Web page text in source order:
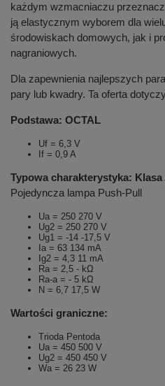
każdym wzmacniaczu
ją elastycznym wyborem dla
środowiskach domowych, jak i
nagraniowych.
Dla zapewnienia najlepszych
pary lub kwadry. Ta oferta
Podstawa: OCTAL
Uf = 6,3 V
If = 0,9 A
Typowa charakterystyka: Klasa
Pojedyncza lampa Push-Pull
Ua = 250 270 V
Ug2 = 250 270 V
Ug1 = -14 -17,5 V
Ia = 63 134 mA
Ig2 = 4,3 11 mA
Ra = 2,5 - kΩ
Ra-a = - 5 kΩ
N = 6,7 17,5 W
Wartości graniczne:
Trioda Pentoda
Ua = 450 500 V
Ug2 = 450 450 V
Wa = 26 23 W